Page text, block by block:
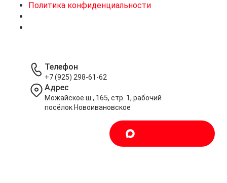
Политика конфиденциальности
Телефон
+7 (925) 298-61-62
Адрес
Можайское ш., 165, стр. 1, рабочий
посёлок Новоивановское